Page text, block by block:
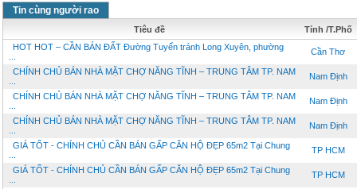
Tin cùng người rao
Tiêu đề
Tỉnh /T.Phố
HOT HOT – CẦN BÁN ĐẤT Đường Tuyến tránh Long Xuyên, phường
Cần Thơ
CHÍNH CHỦ BÁN NHÀ MẶT CHỢ NĂNG TĨNH – TRUNG TÂM TP. NAM
Nam Định
CHÍNH CHỦ BÁN NHÀ MẶT CHỢ NĂNG TĨNH – TRUNG TÂM TP. NAM
Nam Định
CHÍNH CHỦ BÁN NHÀ MẶT CHỢ NĂNG TĨNH – TRUNG TÂM TP. NAM
Nam Định
GIÁ TỐT - CHÍNH CHỦ CẦN BÁN GẤP CĂN HỘ ĐẸP 65m2 Tại Chung
TP HCM
GIÁ TỐT - CHÍNH CHỦ CẦN BÁN GẤP CĂN HỘ ĐẸP 65m2 Tại Chung
TP HCM